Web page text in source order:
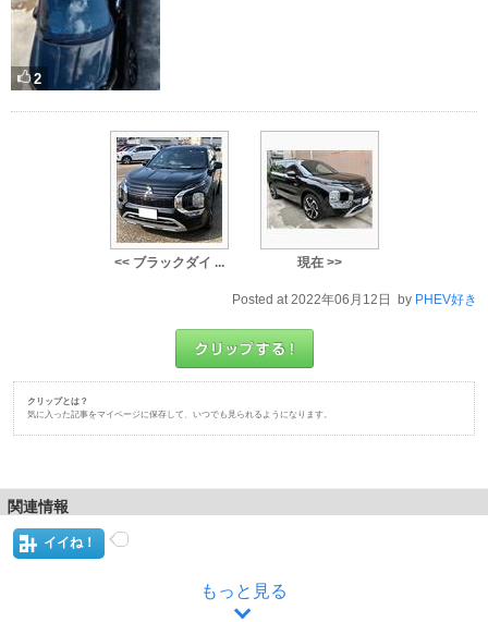
2
<< ブラックダイ ... 現在 >>
Posted at 2022年06月12日 by PHEV好き
クリップとは？
気に入った記事をマイページに保存して、いつでも見られるようになります。
関連情報
イイね！
もっと見る